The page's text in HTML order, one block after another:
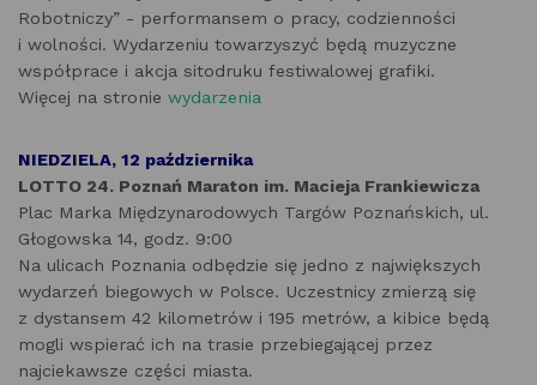
Robotniczy” - performansem o pracy, codzienności
i wolności. Wydarzeniu towarzyszyć będą muzyczne
współprace i akcja sitodruku festiwalowej grafiki.
Więcej na stronie wydarzenia
NIEDZIELA, 12 października
LOTTO 24. Poznań Maraton im. Macieja Frankiewicza
Plac Marka Międzynarodowych Targów Poznańskich, ul.
Głogowska 14, godz. 9:00
Na ulicach Poznania odbędzie się jedno z największych
wydarzeń biegowych w Polsce. Uczestnicy zmierzą się
z dystansem 42 kilometrów i 195 metrów, a kibice będą
mogli wspierać ich na trasie przebiegającej przez
najciekawsze części miasta.